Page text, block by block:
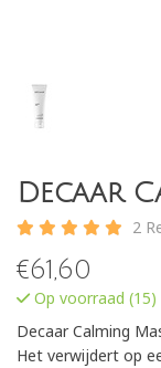
Decaar
2
€61,60
Op voorraad (15)
Decaar Calming
Het verwijdert op